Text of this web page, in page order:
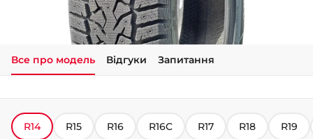
+38 (098) 911-911-4
- на Калиновій
+38 (077) 7-184-184
- Тополь
Все про модель Відгуки Запитання
R14 R15 R16 R16C R17 R18 R19